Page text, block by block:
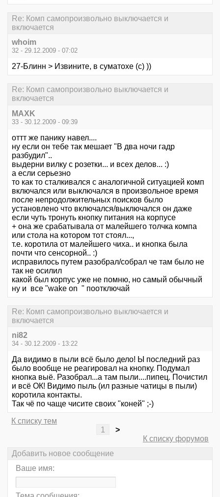
Re: Комп самопроизвольно выключается и
включается
whoim
32 - 29.12.2009 - 07:02
27-Блинн > Извините, в суматохе (с) ))
Re: Комп самопроизвольно выключается и
включается
MAXK
33 - 30.12.2009 - 09:39
оттт же панику навел....
ну если он тебе так мешает "В два ночи гадр
разбудил"..
выдерни вилку с розетки... и всех делов... :)
а если серьезно
то как то сталкивался с аналогичной ситуацией комп
включался или выключался в произвольное время
после непродолжительных поисков было
установлено что включался/выключался он даже
если чуть тронуть кнопку питания на корпусе
+ она же срабатывала от малейшего толчка компа
или стола на котором тот стоял...,
т.е. коротила от малейшего чиха.. и кнопка была
почти что сенсорной.. :)
исправилось путем разобрал/собрал че там было не
так не осилил
какой был корпус уже не помню, но самый обычный
ну и все "wake on " поотключай
Re: Комп самопроизвольно выключается и
включается
ni82
34 - 30.12.2009 - 13:22
Да видимо в пыли всё было дело! Ы последний раз
было вообще не реагировал на кнопку. Подумал
кнопка выё. Разобрал...а там пыли....пипец. Почистил
и всё ОК! Видимо пыль (ил разные чатицы в пыли)
коротила контакты.
Так чё по чаще чисите своих "коней" ;-)
К списку тем
1
>
К списку форумов
Добавить новое сообщение
Ваше имя: